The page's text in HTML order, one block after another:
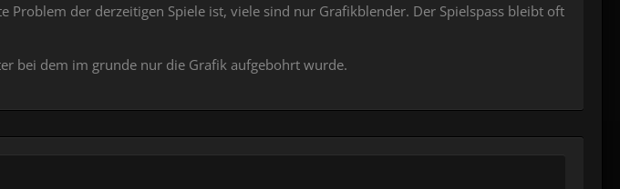
der derzeitigen Spiele ist, viele sind nur Grafikblender. Der Spielspass bleibt oft
bei dem im grunde nur die Grafik aufgebohrt wurde.